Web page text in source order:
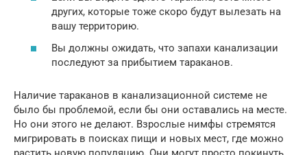
других, которые тоже скоро будут вылезать на
вашу территорию.
Вы должны ожидать, что запахи канализации
последуют за прибытием тараканов.
Наличие тараканов в канализационной системе не
было бы проблемой, если бы они оставались на месте.
Но они этого не делают. Взрослые нимфы стремятся
мигрировать в поисках пищи и новых мест, где можно